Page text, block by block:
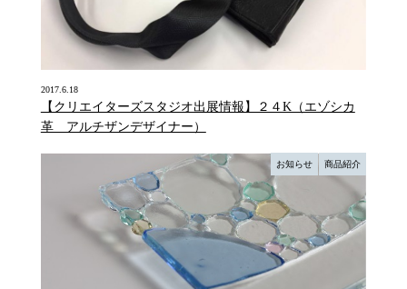
2017.6.18
【クリエイターズスタジオ出展情報】２４K（エゾシカ
革 アルチザンデザイナー）
お知らせ 商品紹介